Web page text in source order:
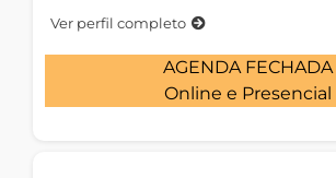
Ver perfil completo
AGENDA FECHADA
Online e Presencial